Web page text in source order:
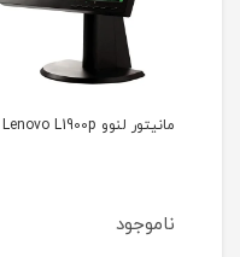
مانیتور لنوو Lenovo L1900p
ناموجود